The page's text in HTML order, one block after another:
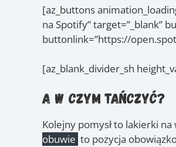
[az_buttons
na Spotify” target=”_blank”
buttonlink=”https://
[az_blank_divider_sh
A w czym tańczyć?
Kolejny pomysł to lakierki na
obuwie to pozycja